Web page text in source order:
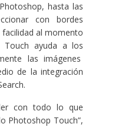
hasta las
con bordes
al momento
Touch ayuda a los
las imágenes
de la integración
con todo lo que
Photoshop Touch”,